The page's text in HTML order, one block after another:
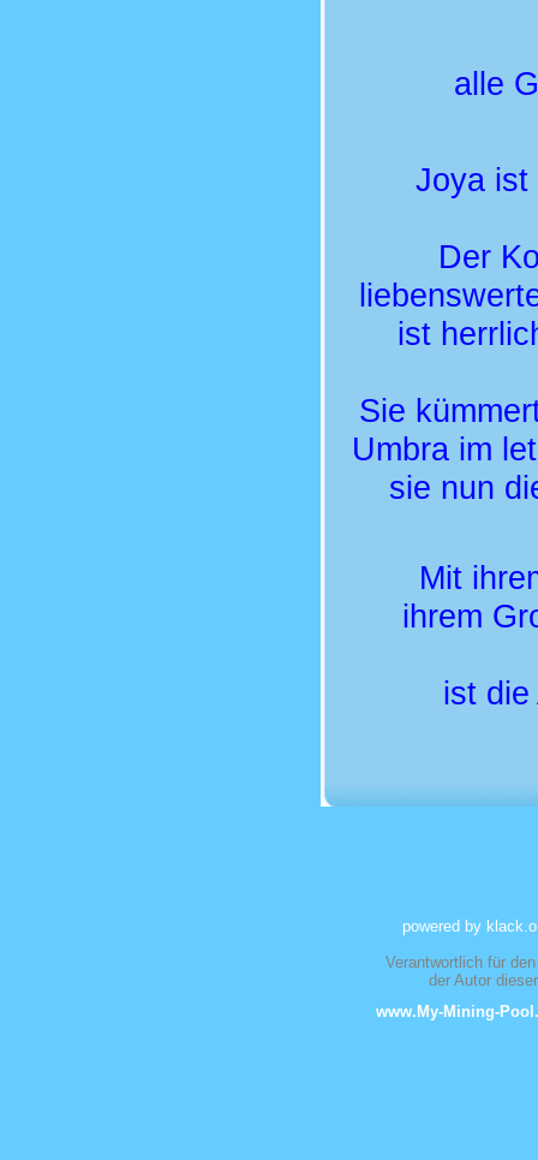
alle
Joya ist
Der
ist
Sie
Umbra im
sie nun
Mit
ihrem
ist die
powered by
Verantwortlich für
der Autor
www.My-Mining-